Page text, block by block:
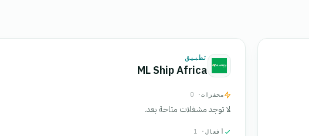
تطبيق
ML Ship Africa
محفزات· 0
لا توجد مشغلات متاحة بعد.
أفعال · 1